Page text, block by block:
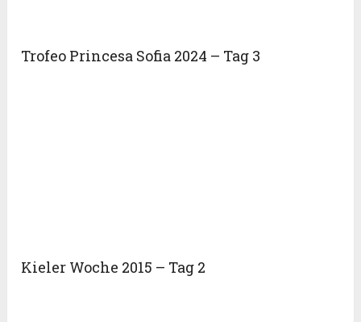
Trofeo Princesa Sofia 2024 – Tag 3
Kieler Woche 2015 – Tag 2